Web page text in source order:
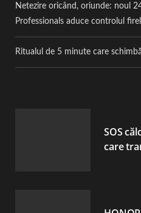
Netezire oricând, oriunde: noul
Professionals aduce controlul
Ritualul de 5 minute care
SOS
care